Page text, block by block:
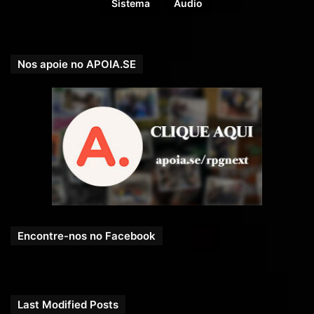
se meteu? Não temos tempo, vou em direção ao quarto do
Goiki e uso as mesmas farpas para abrir a fechadura,
porém com mais calma dessa vez para não estragar essa
fechadura também.
Porém o Barbáro dorme pesado, tentamos de diversas
maneiras acordá-lo, mas fracassando sempre.
– Primeiro essa mensagem e quando eu olho pela janela
pesado, não antes de virmos para cá.
Sistema Áudio
Nos apoie no APOIA.SE
Encontre-nos no Facebook
Last Modified Posts